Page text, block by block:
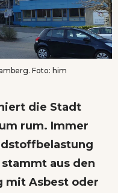
Foto: him
die Stadt
rum. Immer
aus den
mit Asbest oder